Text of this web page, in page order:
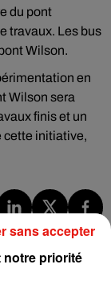
du pont
travaux. Les bus
Wilson.
en
Wilson sera
finis et un
cette initiative,
notre priorité
sans accepter